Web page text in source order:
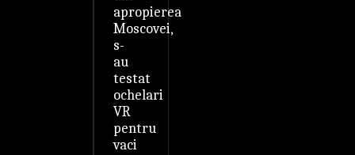
apropierea
Moscovei,
s-
au
testat
ochelari
VR
pentru
vaci